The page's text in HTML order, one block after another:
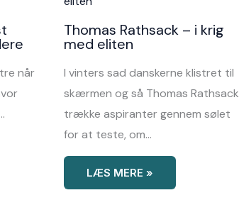
når
Thomas Rathsack – i krig
med eliten
I vinters sad danskerne klistret til
skærmen og så Thomas Rathsack
trække aspiranter gennem sølet
for at teste, om…
LÆS MERE »